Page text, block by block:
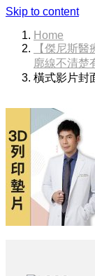
Skip to content
Home
【傑尼斯
廓線不清楚
橫式影片封